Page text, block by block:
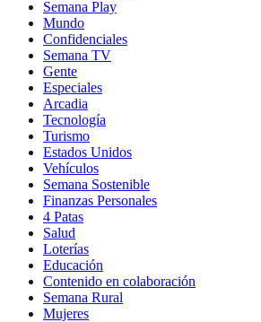
Semana Play
Mundo
Confidenciales
Semana TV
Gente
Especiales
Arcadia
Tecnología
Turismo
Estados Unidos
Vehículos
Semana Sostenible
Finanzas Personales
4 Patas
Salud
Loterías
Educación
Contenido en colaboración
Semana Rural
Mujeres